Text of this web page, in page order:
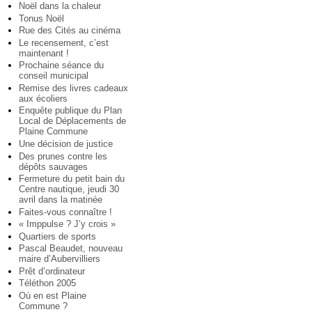
Noël dans la chaleur
Tonus Noël
Rue des Cités au cinéma
Le recensement, c’est
maintenant !
Prochaine séance du
conseil municipal
Remise des livres cadeaux
aux écoliers
Enquête publique du Plan
Local de Déplacements de
Plaine Commune
Une décision de justice
Des prunes contre les
dépôts sauvages
Fermeture du petit bain du
Centre nautique, jeudi 30
avril dans la matinée
Faites-vous connaître !
« Imppulse ? J’y crois »
Quartiers de sports
Pascal Beaudet, nouveau
maire d’Aubervilliers
Prêt d’ordinateur
Téléthon 2005
Où en est Plaine
Commune ?